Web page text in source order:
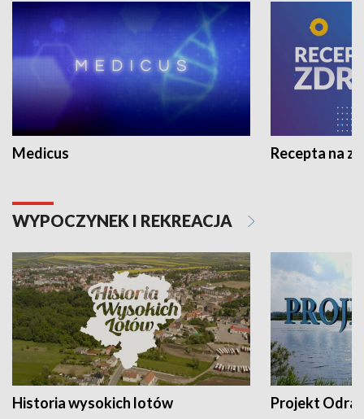
Medicus Recepta na
WYPOCZYNEK I REKREACJA
Historia wysokich lotów Projekt Odra